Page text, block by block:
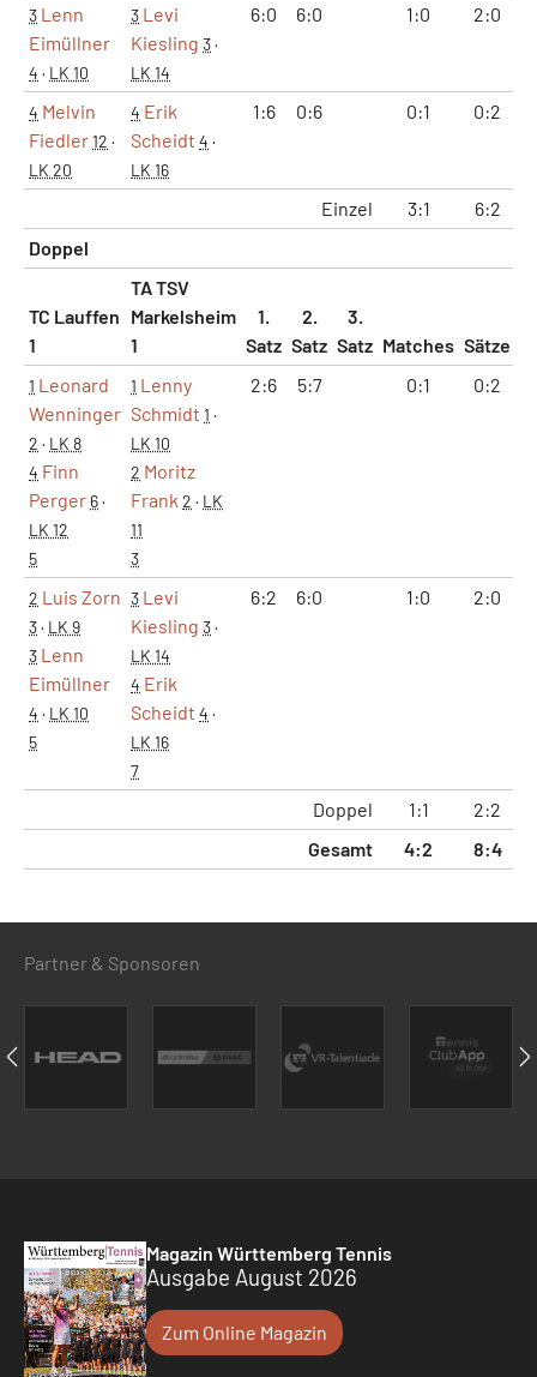
3 Lenn
Eimüllner
4 · LK 10
3 Levi
Kiesling 3·
LK 14
6:0 6:0 1:0 2:0
4 Melvin
Fiedler12 ·
LK 20
4 Erik
Scheidt 4 ·
LK 16
1:6 0:6 0:1 0:2
Einzel 3:1 6:2
Doppel
TC Lauffen
1
TA TSV
Markelsheim
1
1.
Satz
2.
Satz
3.
Satz Matches Sätze
1 Leonard
Wenninger
2 · LK 8
4 Finn
Perger 6·
LK 12
5
1 Lenny
Schmidt 1 ·
LK 10
2 Moritz
Frank 2 · LK
11
3
2:6 5:7 0:1 0:2
2 Luis Zorn
3· LK 9
3 Lenn
Eimüllner
4 · LK 10
5
3 Levi
Kiesling 3·
LK 14
4 Erik
Scheidt 4 ·
LK 16
7
6:2 6:0 1:0 2:0
Doppel 1:1 2:2
Gesamt
4:2 8:4
Partner & Sponsoren
Magazin Württemberg Tennis
Ausgabe August 2026
Zum Online Magazin